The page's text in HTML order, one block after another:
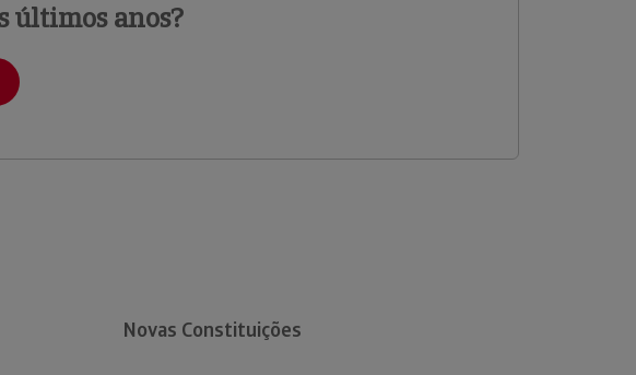
últimos anos?
Novas Constituições